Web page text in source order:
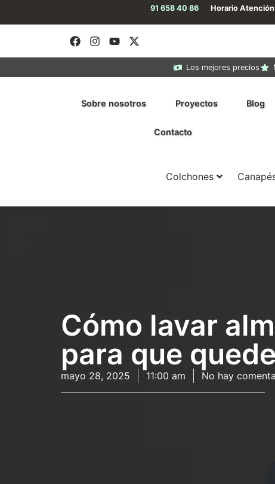
91 658 40 86 Horario
Los mejores precios
Sobre nosotros Proyectos Blog
Contacto
Colchones
Cómo lavar
para que
mayo 28, 2025 11:00 am No hay